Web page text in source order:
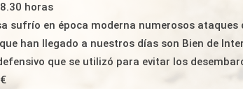
horas
sufrío en época moderna numerosos
han llegado a nuestros días son Bien de
que se utilizó para evitar los